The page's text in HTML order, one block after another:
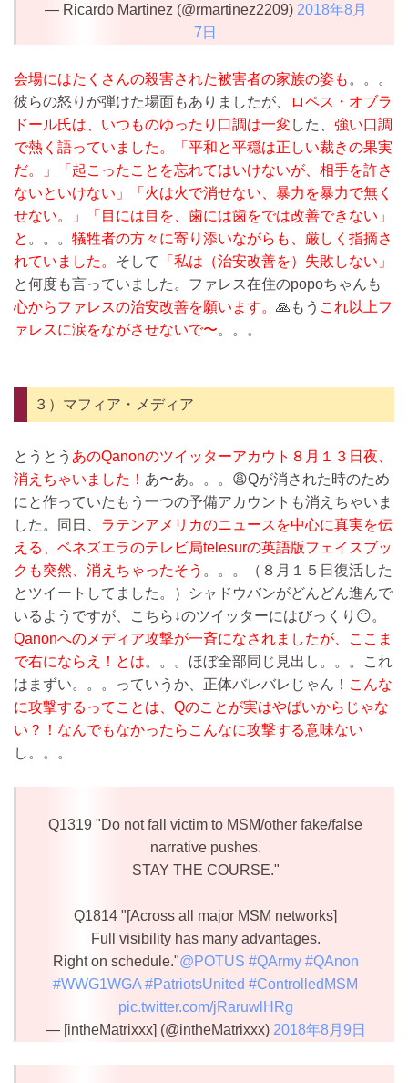
— Ricardo Martinez (@rmartinez2209) 2018年8月
7日
会場にはたくさんの殺害された被害者の家族の姿も 。。。
彼らの怒りが弾けた場面もありましたが、
ロペス・オブラ
ドール氏は、いつものゆったり口調は一変した、 強い口調
で熱く語っていました。
「平和と平穏は正しい裁きの果実
だ。」「起こったことを忘れてはいけないが、相手を許さ
ないといけない」「火は火で消せない、暴力を暴力で無く
せない。」「目には目を、歯には歯をでは改善できない」
と 。。。 犠牲者の方々に寄り添いながらも、厳しく指摘さ
れていました。 そして
「私は（治安改善を）失敗しない」
と何度も言っていました。ファレス在住のpopoちゃんも
心からファレスの治安改善を願います。 🙏もう これ以上フ
ァレスに涙をながさせないで〜。。。
３）マフィア・メディア
とうとう あのQanonのツイッターアカウト８月１３日夜、
消えちゃいました！ あ〜あ。。。😩Qが消された時のため
にと作っていたもう一つの予備アカウントも消えちゃいま
した。同日、 ラテンアメリカのニュースを中心に真実を伝
える、ベネズエラのテレビ局telesurの英語版フェイスブッ
クも突然、消えちゃったそう 。。。（８月１５日復活した
とツイートしてました。）シャドウバンがどんどん進んで
いるようですが、こちら↓のツイッターにはびっくり😶。
Qanonへのメディア攻撃が一斉になされましたが、ここま
で右にならえ！とは。。。ほぼ全部同じ見出し。。。これ
はまずい。。。っていうか、正体バレバレじゃん！ こんな
に攻撃するってことは、Qのことが実はやばいからじゃな
い？！なんでもなかったらこんなに攻撃する意味ない
し。。。
Q1319 "Do not fall victim to MSM/other fake/false
narrative pushes.
STAY THE COURSE."
Q1814 "[Across all major MSM networks]
Full visibility has many advantages.
Right on schedule."@POTUS #QArmy #QAnon
#WWG1WGA #PatriotsUnited #ControlledMSM
pic.twitter.com/jRaruwlHRg
— [intheMatrixxx] (@intheMatrixxx) 2018年8月9日